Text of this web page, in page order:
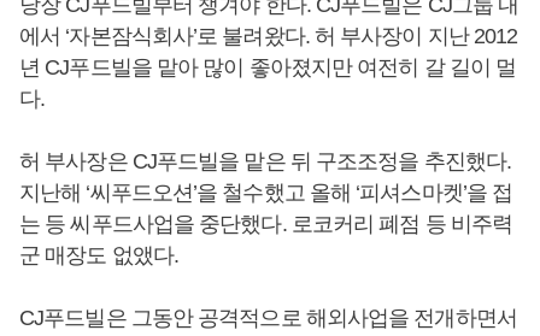
당장 CJ푸드빌부터 챙겨야 한다. CJ푸드빌은 CJ그룹 내
에서 ‘자본잠식회사’로 불려왔다. 허 부사장이 지난 2012
년 CJ푸드빌을 맡아 많이 좋아졌지만 여전히 갈 길이 멀
다.
허 부사장은 CJ푸드빌을 맡은 뒤 구조조정을 추진했다.
지난해 ‘씨푸드오션’을 철수했고 올해 ‘피셔스마켓’을 접
는 등 씨푸드사업을 중단했다. 로코커리 폐점 등 비주력
군 매장도 없앴다.
CJ푸드빌은 그동안 공격적으로 해외사업을 전개하면서